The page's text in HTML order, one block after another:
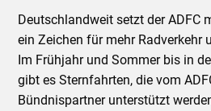
Deutschlandweit setzt der ADFC
ein Zeichen für mehr Radverkehr
Im Frühjahr und Sommer bis in
gibt es Sternfahrten, die vom
Bündnispartner unterstützt